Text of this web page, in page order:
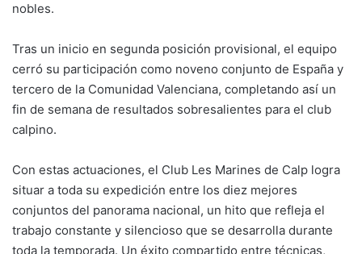
nobles.
Tras un inicio en segunda posición provisional, el equipo
cerró su participación como noveno conjunto de España y
tercero de la Comunidad Valenciana, completando así un
fin de semana de resultados sobresalientes para el club
calpino.
Con estas actuaciones, el Club Les Marines de Calp logra
situar a toda su expedición entre los diez mejores
conjuntos del panorama nacional, un hito que refleja el
trabajo constante y silencioso que se desarrolla durante
toda la temporada. Un éxito compartido entre técnicas,